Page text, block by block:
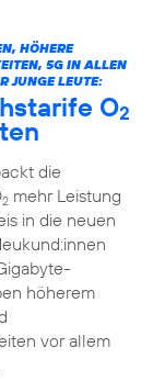
HÖHERE
5G IN ALLEN
JUNGE LEUTE:
O2
die
2mehr Leistung
in die neuen
höherem
vor allem